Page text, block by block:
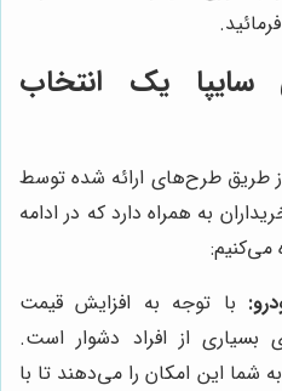
سایپا یک انتخاب
طریق طرح‌های ارائه شده توسط
به همراه دارد که در ادامه
می‌کنیم:
با توجه به افزایش قیمت
بسیاری از افراد دشوار است.
شما این امکان را می‌دهند تا با